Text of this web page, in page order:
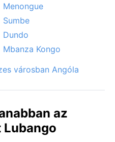
Menongue
Sumbe
Dundo
Mbanza Kongo
városban Angóla
az